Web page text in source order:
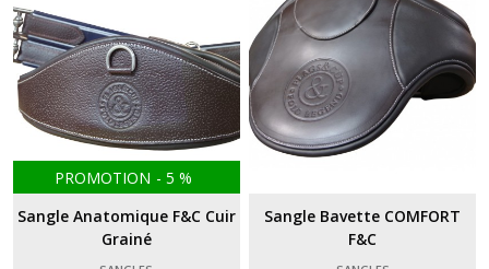
PROMOTION - 5 %
Sangle Anatomique F&C Cuir
Grainé
Sangle Bavette COMFORT
F&C